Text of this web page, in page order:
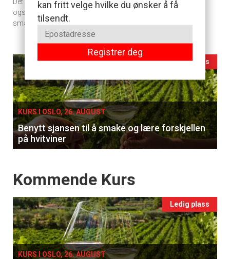
kan fritt velge hvilke du ønsker å få
tilsendt.
Registrer deg
vin
også for at denne måten å tilberede sild på får ut den beste
smaken.
Events
single
Ledig plass
KURS I OSLO, 26. AUGUST
Benytt sjansen til å smake og lære forskjellen
på hvitviner
Events
Kommende Kurs
Ledig plass
KURS I OSLO, 26. AUGUST